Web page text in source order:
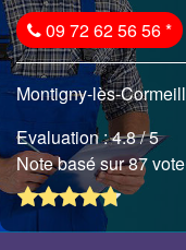
09 72 62 56 56*
Montigny-lès-
Evaluation :4.8/ 5
Note basé sur 87